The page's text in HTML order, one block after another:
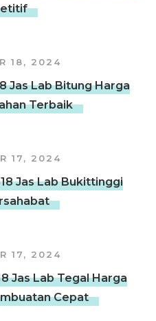
18, 2024
Jas Lab Bitung Harga
Terbaik
17, 2024
Jas Lab Bukittinggi
17, 2024
Jas Lab Tegal Harga
Cepat